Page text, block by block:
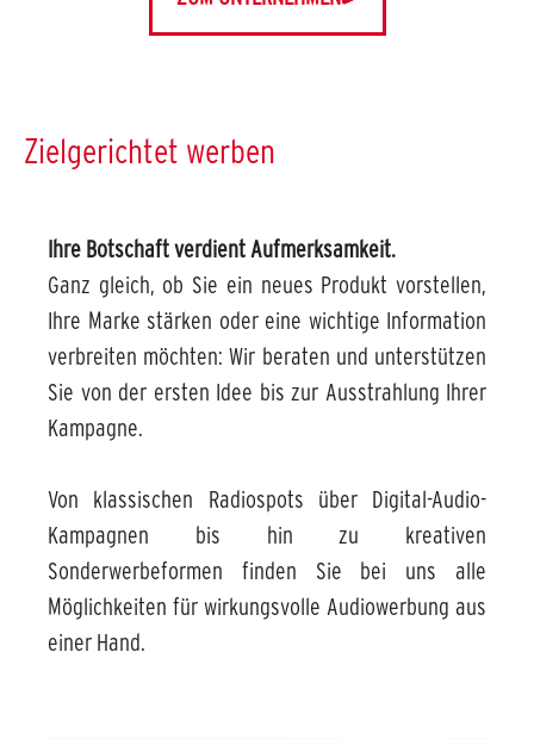
Zielgerichtet werben
Ihre Botschaft verdient Aufmerksamkeit.
Ganz gleich, ob Sie ein neues Produkt vorstellen,
Ihre Marke stärken oder eine wichtige Information
verbreiten möchten: Wir beraten und unterstützen
Sie von der ersten Idee bis zur Ausstrahlung Ihrer
Kampagne.
Von klassischen Radiospots über Digital-Audio-
Kampagnen bis hin zu kreativen
Sonderwerbeformen finden Sie bei uns alle
Möglichkeiten für wirkungsvolle Audiowerbung aus
einer Hand.